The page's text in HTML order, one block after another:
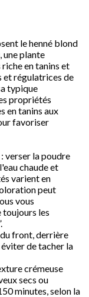
le henné blond
une plante
en tanins et
et régulatrices de
typique
propriétés
en tanins aux
favoriser
verser la poudre
chaude et
varient en
peut
vous
toujours les
front, derrière
de tacher la
crémeuse
secs ou
minutes, selon la